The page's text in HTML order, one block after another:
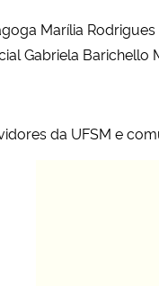
Marília
Gabriela Barichello
da UFSM e